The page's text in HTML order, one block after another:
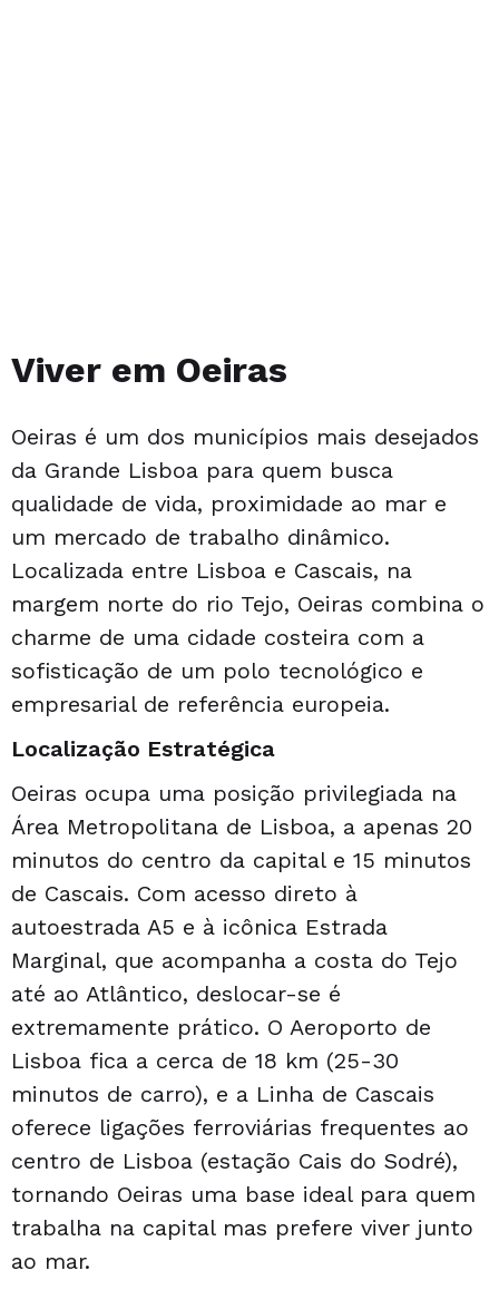
Viver em Oeiras
Oeiras é um dos municípios mais desejados
da Grande Lisboa para quem busca
qualidade de vida, proximidade ao mar e
um mercado de trabalho dinâmico.
Localizada entre Lisboa e Cascais, na
margem norte do rio Tejo, Oeiras combina o
charme de uma cidade costeira com a
sofisticação de um polo tecnológico e
empresarial de referência europeia.
Localização Estratégica
Oeiras ocupa uma posição privilegiada na
Área Metropolitana de Lisboa, a apenas 20
minutos do centro da capital e 15 minutos
de Cascais. Com acesso direto à
autoestrada A5 e à icônica Estrada
Marginal, que acompanha a costa do Tejo
até ao Atlântico, deslocar-se é
extremamente prático. O Aeroporto de
Lisboa fica a cerca de 18 km (25-30
minutos de carro), e a Linha de Cascais
oferece ligações ferroviárias frequentes ao
centro de Lisboa (estação Cais do Sodré),
tornando Oeiras uma base ideal para quem
trabalha na capital mas prefere viver junto
ao mar.